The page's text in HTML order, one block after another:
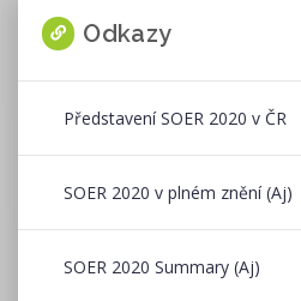
Odkazy
Představení SOER 2020 v ČR
SOER 2020 v plném znění (Aj)
SOER 2020 Summary (Aj)